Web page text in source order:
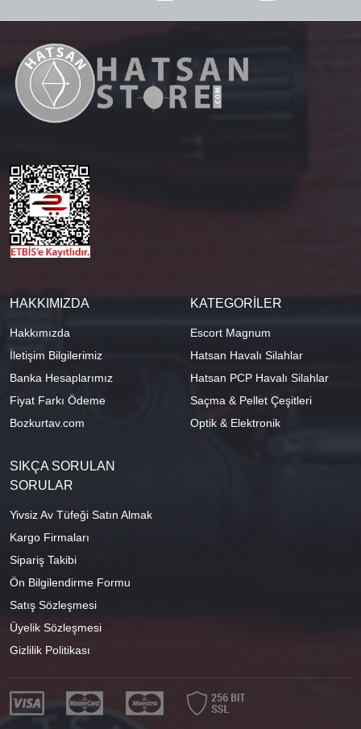
HAKKIMIZDA
Hakkımızda
İletişim Bilgilerimiz
Banka Hesaplarımız
Fiyat Farkı Ödeme
Bozkurtav.com
KATEGORİLER
Escort Magnum
Hatsan Havalı Silahlar
Hatsan PCP Havalı Silahlar
Saçma & Pellet Çeşitleri
Optik & Elektronik
SIKÇA SORULAN
SORULAR
Yivsiz Av Tüfeği Satın Almak
Kargo Firmaları
Sipariş Takibi
Ön Bilgilendirme Formu
Satış Sözleşmesi
Üyelik Sözleşmesi
Gizlilik Politikası